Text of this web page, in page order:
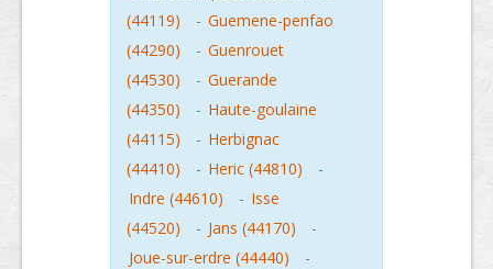
(44119)
- Guemene-penfao
(44290)
- Guenrouet
(44530)
- Guerande
(44350)
- Haute-goulaine
(44115)
- Herbignac
(44410)
- Heric (44810)
-
Indre (44610)
- Isse
(44520)
- Jans (44170)
-
Joue-sur-erdre (44440)
-